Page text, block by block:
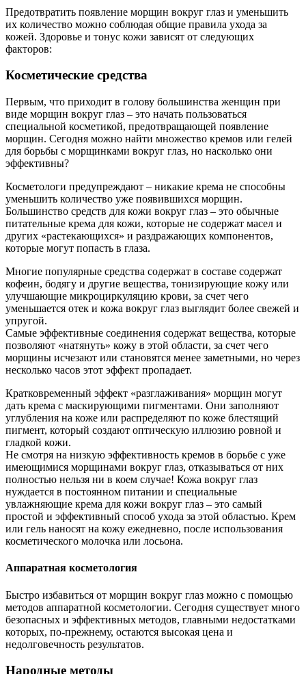
Предотвратить появление морщин вокруг глаз и уменьшить
их количество можно соблюдая общие правила ухода за
кожей. Здоровье и тонус кожи зависят от следующих
факторов:
Косметические средства
Первым, что приходит в голову большинства женщин при
виде морщин вокруг глаз – это начать пользоваться
специальной косметикой, предотвращающей появление
морщин. Сегодня можно найти множество кремов или гелей
для борьбы с морщинками вокруг глаз, но насколько они
эффективны?
Косметологи предупреждают – никакие крема не способны
уменьшить количество уже появившихся морщин.
Большинство средств для кожи вокруг глаз – это обычные
питательные крема для кожи, которые не содержат масел и
других «растекающихся» и раздражающих компонентов,
которые могут попасть в глаза.
Многие популярные средства содержат в составе содержат
кофеин, бодягу и другие вещества, тонизирующие кожу или
улучшающие микроциркуляцию крови, за счет чего
уменьшается отек и кожа вокруг глаз выглядит более свежей и
упругой.
Самые эффективные соединения содержат вещества, которые
позволяют «натянуть» кожу в этой области, за счет чего
морщины исчезают или становятся менее заметными, но через
несколько часов этот эффект пропадает.
Кратковременный эффект «разглаживания» морщин могут
дать крема с маскирующими пигментами. Они заполняют
углубления на коже или распределяют по коже блестящий
пигмент, который создают оптическую иллюзию ровной и
гладкой кожи.
Не смотря на низкую эффективность кремов в борьбе с уже
имеющимися морщинами вокруг глаз, отказываться от них
полностью нельзя ни в коем случае! Кожа вокруг глаз
нуждается в постоянном питании и специальные
увлажняющие крема для кожи вокруг глаз – это самый
простой и эффективный способ ухода за этой областью. Крем
или гель наносят на кожу ежедневно, после использования
косметического молочка или лосьона.
Аппаратная косметология
Быстро избавиться от морщин вокруг глаз можно с помощью
методов аппаратной косметологии. Сегодня существует много
безопасных и эффективных методов, главными недостатками
которых, по-прежнему, остаются высокая цена и
недолговечность результатов.
Народные методы